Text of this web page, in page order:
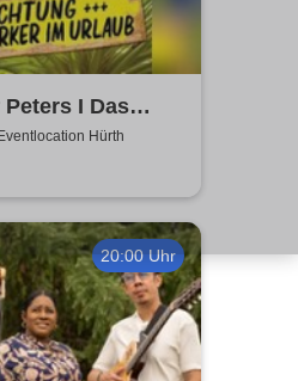
I Das
| Achtung -
UrlaubOpen
Hürth
20:00 Uhr